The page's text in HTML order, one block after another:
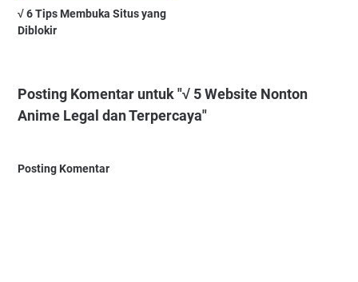
√ 6 Tips Membuka Situs yang
Diblokir
Posting Komentar untuk "√ 5 Website Nonton
Anime Legal dan Terpercaya"
Posting Komentar